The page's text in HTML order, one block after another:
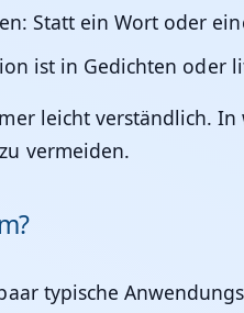
: Statt ein Wort oder
ist in Gedichten oder
leicht verständlich.
vermeiden.
typische